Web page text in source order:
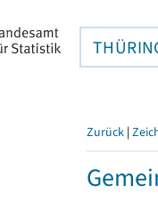
Zurück |